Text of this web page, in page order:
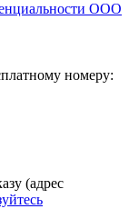
ООО
номеру:
(адрес